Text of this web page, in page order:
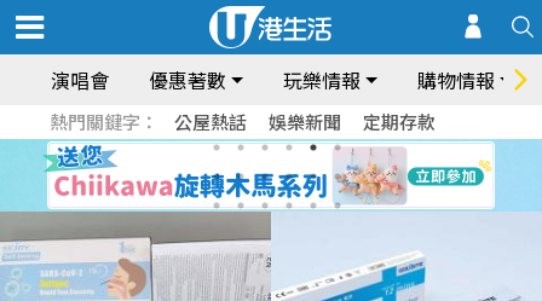
演唱會 優惠著數 玩樂情報 購物情報
熱門關鍵字： 公屋熱話 娛樂新聞 定期存款